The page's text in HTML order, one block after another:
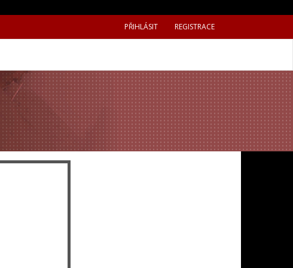
PŘIHLÁSIT REGISTRACE